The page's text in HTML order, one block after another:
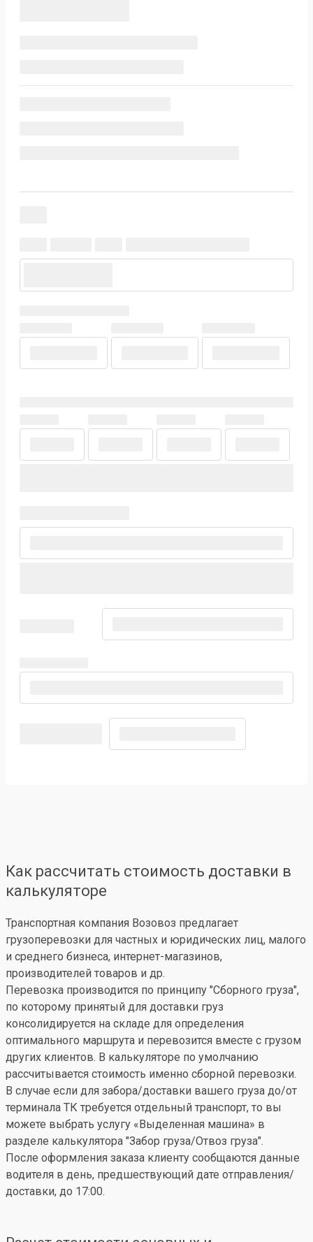
Как рассчитать стоимость доставки в
калькуляторе
Транспортная компания Возовоз предлагает
грузоперевозки для частных и юридических лиц, малого
и среднего бизнеса, интернет-магазинов,
производителей товаров и др.
Перевозка производится по принципу "Сборного груза",
по которому принятый для доставки груз
консолидируется на складе для определения
оптимального маршрута и перевозится вместе с грузом
других клиентов. В калькуляторе по умолчанию
рассчитывается стоимость именно сборной перевозки.
В случае если для забора/доставки вашего груза до/от
терминала ТК требуется отдельный транспорт, то вы
можете выбрать услугу «Выделенная машина» в
разделе калькулятора "Забор груза/Отвоз груза".
После оформления заказа клиенту сообщаются данные
водителя в день, предшествующий дате отправления/
доставки, до 17:00.